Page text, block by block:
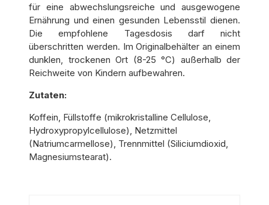
für eine abwechslungsreiche und ausgewogene
Ernährung und einen gesunden Lebensstil dienen.
Die empfohlene Tagesdosis darf nicht
überschritten werden. Im Originalbehälter an einem
dunklen, trockenen Ort (8-25 °C) außerhalb der
Reichweite von Kindern aufbewahren.
Zutaten:
Koffein, Füllstoffe (mikrokristalline Cellulose,
Hydroxypropylcellulose), Netzmittel
(Natriumcarmellose), Trennmittel (Siliciumdioxid,
Magnesiumstearat).